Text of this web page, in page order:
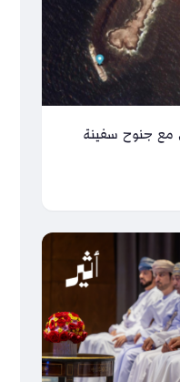
جنوح سفينة